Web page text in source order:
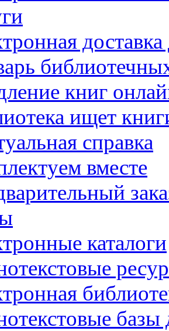
книг
ищет
справка
вместе
каталоги